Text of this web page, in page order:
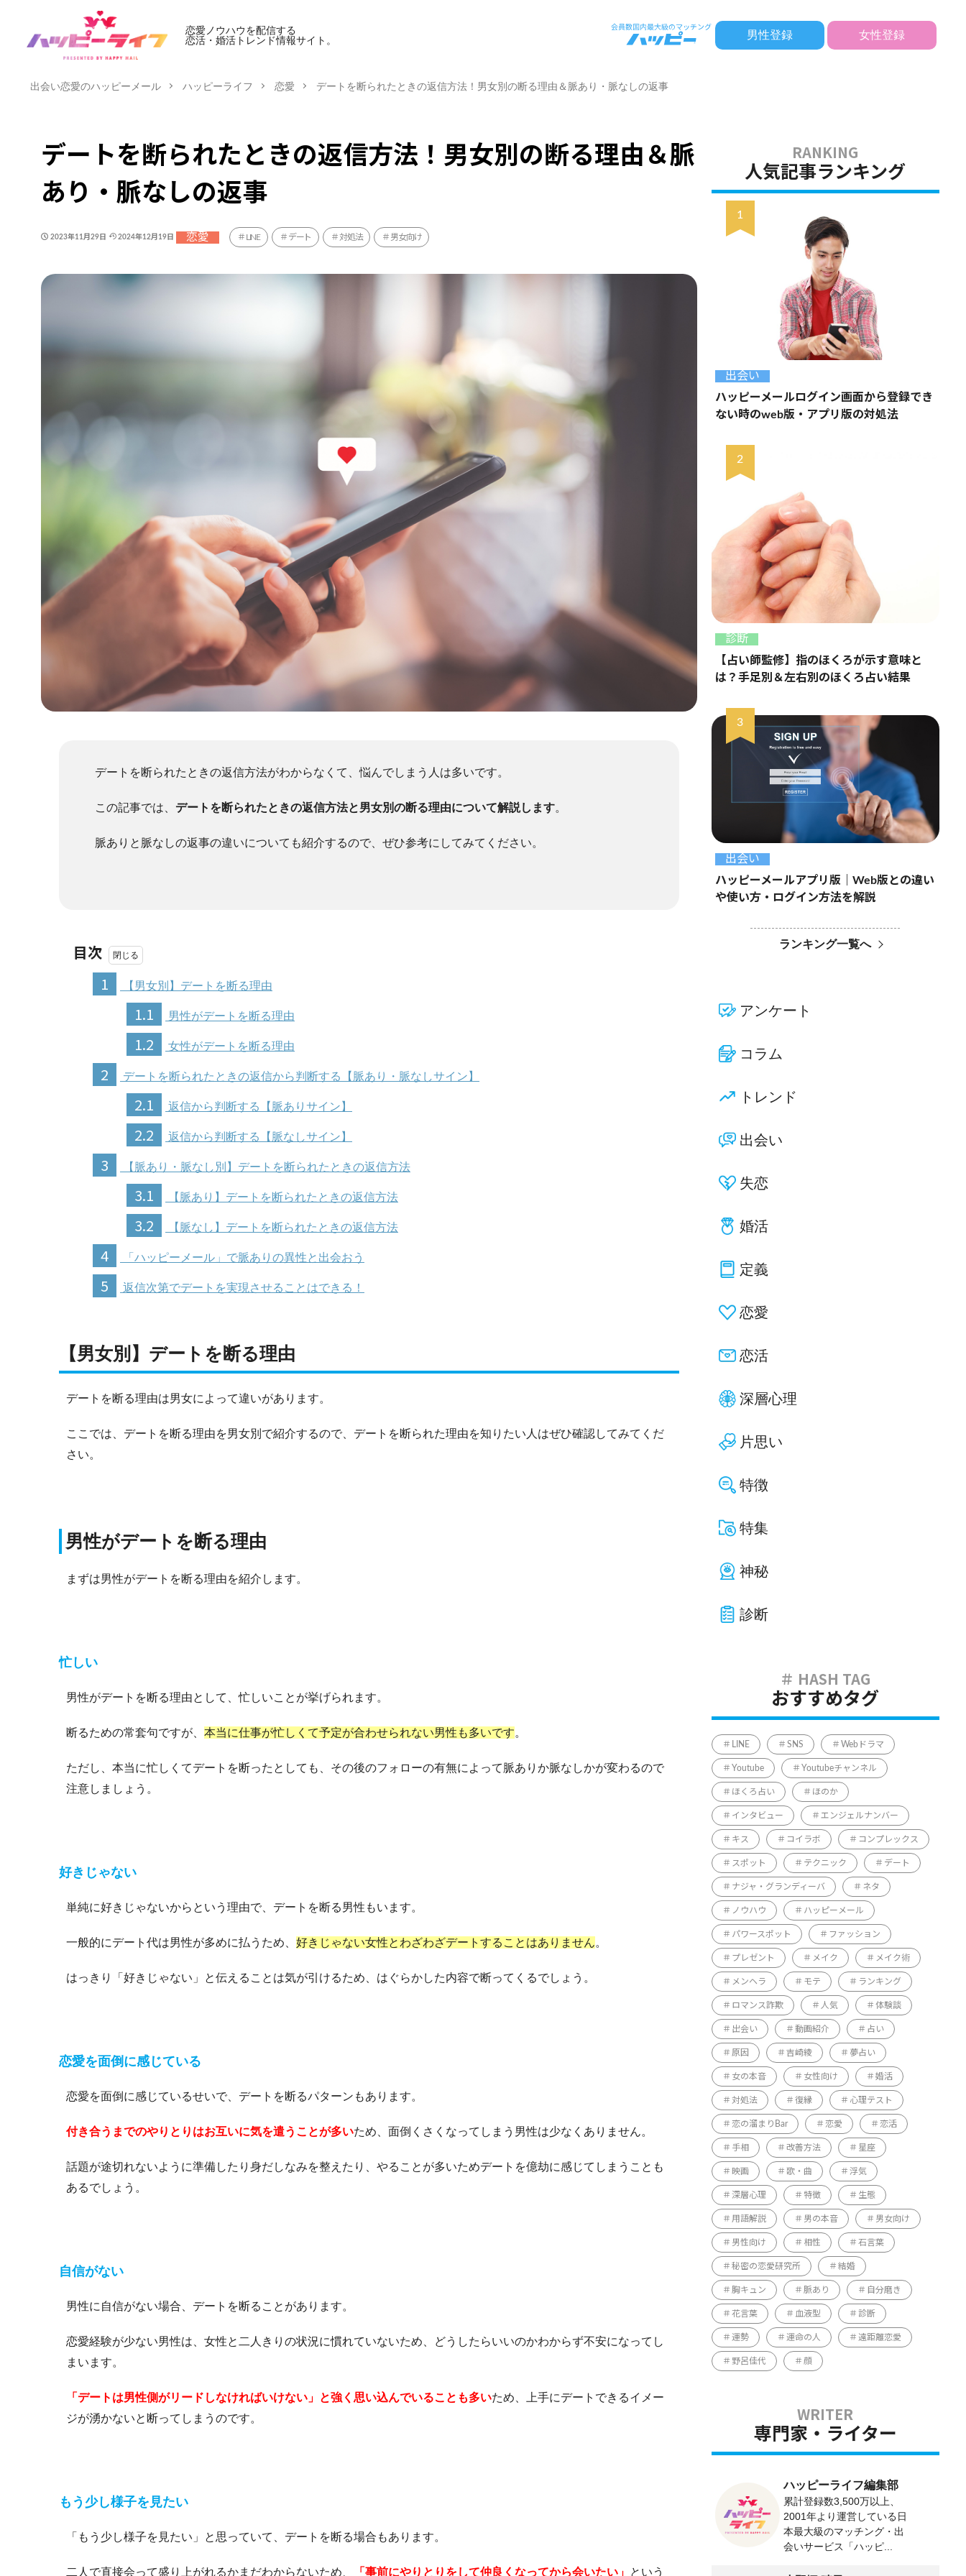
恋愛ノウハウを配信する
恋活・婚活トレンド情報サイト。
男性登録 女性登録
出会い恋愛のハッピーメール ハッピーライフ 恋愛 デートを断られたときの返信方法！男女別の断る理由＆脈あり・脈なしの返事
デートを断られたときの返信方法！男女別の断る理由＆脈
あり・脈なしの返事
2023年11月29日 2024年12月19日 恋愛 LINE デート 対処法 男女向け
デートを断られたときの返信方法がわからなくて、悩んでしまう人は多いです。
この記事では、 デートを断られたときの返信方法と男女別の断る理由について解説します。
脈ありと脈なしの返事の違いについても紹介するので、ぜひ参考にしてみてください。
目次
1
【男女別】デートを断る理由
1.1 男性がデートを断る理由
1.2 女性がデートを断る理由
2 デートを断られたときの返信から判断する【脈あり・脈なしサイン】
2.1 返信から判断する【脈ありサイン】
2.2 返信から判断する【脈なしサイン】
3 【脈あり・脈なし別】デートを断られたときの返信方法
3.1 【脈あり】デートを断られたときの返信方法
3.2 【脈なし】デートを断られたときの返信方法
4 「ハッピーメール」で脈ありの異性と出会おう
5 返信次第でデートを実現させることはできる！
【男女別】デートを断る理由
デートを断る理由は男女によって違いがあります。
ここでは、デートを断る理由を男女別で紹介するので、デートを断られた理由を知りたい人はぜひ確認してみてくだ
さい。
男性がデートを断る理由
まずは男性がデートを断る理由を紹介します。
忙しい
男性がデートを断る理由として、忙しいことが挙げられます。
断るための常套句ですが、 本当に仕事が忙しくて予定が合わせられない男性も多いです。
ただし、本当に忙しくてデートを断ったとしても、その後のフォローの有無によって脈ありか脈なしかが変わるので
注意しましょう。
好きじゃない
単純に好きじゃないからという理由で、デートを断る男性もいます。
一般的にデート代は男性が多めに払うため、 好きじゃない女性とわざわざデートすることはありません。
はっきり「好きじゃない」と伝えることは気が引けるため、はぐらかした内容で断ってくるでしょう。
恋愛を面倒に感じている
恋愛を面倒に感じているせいで、デートを断るパターンもあります。
付き合うまでのやりとりはお互いに気を遣うことが多いため、面倒くさくなってしまう男性は少なくありません。
話題が途切れないように準備したり身だしなみを整えたり、やることが多いためデートを億劫に感じてしまうことも
あるでしょう。
自信がない
男性に自信がない場合、デートを断ることがあります。
恋愛経験が少ない男性は、女性と二人きりの状況に慣れていないため、どうしたらいいのかわからず不安になってし
まいます。
「デートは男性側がリードしなければいけない」と強く思い込んでいることも多いため、上手にデートできるイメー
ジが湧かないと断ってしまうのです。
もう少し様子を見たい
「もう少し様子を見たい」と思っていて、デートを断る場合もあります。
二人で直接会って盛り上がれるかまだわからないため、 「事前にやりとりをして仲良くなってから会いたい」 という
人気記事ランキング
出会い
ハッピーメールログイン画面から登録でき
ない時のweb版・アプリ版の対処法
診断
【占い師監修】指のほくろが示す意味と
は？手足別＆左右別のほくろ占い結果
出会い
ハッピーメールアプリ版｜Web版との違い
や使い方・ログイン方法を解説
ランキング一覧へ
アンケート
コラム
トレンド
出会い
失恋
婚活
定義
恋愛
恋活
深層心理
片思い
特徴
特集
神秘
診断
おすすめタグ
LINE SNS Webドラマ
Youtube Youtubeチャンネル
ほくろ占い ほのか
インタビュー エンジェルナンバー
キス コイラボ コンプレックス
スポット テクニック デート
ナジャ・グランディーバ ネタ
ノウハウ ハッピーメール
パワースポット ファッション
プレゼント メイク メイク術
メンヘラ モテ ランキング
ロマンス詐欺 人気 体験談
出会い 動画紹介 占い
原因 吉崎綾 夢占い
女の本音 女性向け 婚活
対処法 復縁 心理テスト
恋の溜まりBar 恋愛 恋活
手相 改善方法 星座
映画 歌・曲 浮気
深層心理 特徴 生態
用語解説 男の本音 男女向け
男性向け 相性 石言葉
秘密の恋愛研究所 結婚
胸キュン 脈あり 自分磨き
花言葉 血液型 診断
運勢 運命の人 遠距離恋愛
野呂佳代 顔
専門家・ライター
ハッピーライフ編集部
累計登録数3,500万以上、
2001年より運営している日
本最大級のマッチング・出
会いサービス「ハッピ...